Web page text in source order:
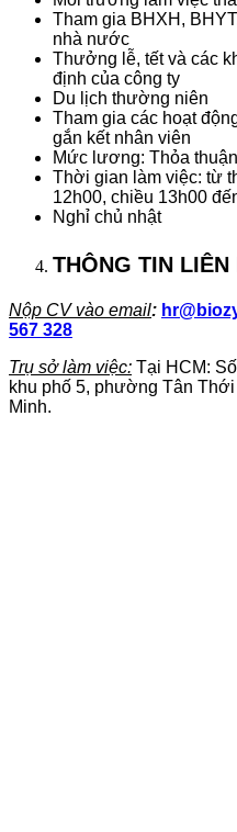
Tham gia BHXH,
nhà nước
Thưởng lễ, tết và các
định của công ty
Du lịch thường niên
Tham gia các hoạt
gắn kết nhân viên
Mức lương: Thỏa thuận
Thời gian làm việc: từ
12h00, chiều 13h00
Nghỉ chủ nhật
THÔNG TIN LIÊN
Nộp CV vào email:
567 328
Trụ sở làm việc: Tại HCM:
khu phố 5, phường Tân
Minh.